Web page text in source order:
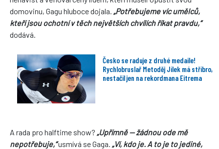
domovinu, Gagu hluboce dojala. „Potřebujeme víc umělců,
kteří jsou ochotní v těch největších chvílích říkat pravdu,“
dodává.
Česko se raduje z druhé medaile!
Rychlobruslař Metoděj Jílek má stříbro,
nestačil jen na rekordmana Eitrema
A rada pro halftime show? „Upřímně — žádnou ode mě
nepotřebuje,“usmívá se Gaga. „Ví, kdo je. A to je to jediné,